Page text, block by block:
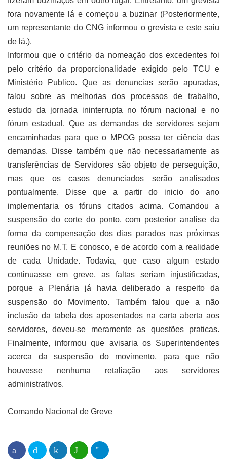
fora novamente lá e começou a buzinar (Posteriormente,
um representante do CNG informou o grevista e este saiu
de lá.).
Informou que o critério da nomeação dos excedentes foi
pelo critério da proporcionalidade exigido pelo TCU e
Ministério Publico. Que as denuncias serão apuradas,
falou sobre as melhorias dos processos de trabalho,
estudo da jornada ininterrupta no fórum nacional e no
fórum estadual. Que as demandas de servidores sejam
encaminhadas para que o MPOG possa ter ciência das
demandas. Disse também que não necessariamente as
transferências de Servidores são objeto de perseguição,
mas que os casos denunciados serão analisados
pontualmente. Disse que a partir do inicio do ano
implementaria os fóruns citados acima. Comandou a
suspensão do corte do ponto, com posterior analise da
forma da compensação dos dias parados nas próximas
reuniões no M.T. E conosco, e de acordo com a realidade
de cada Unidade. Todavia, que caso algum estado
continuasse em greve, as faltas seriam injustificadas,
porque a Plenária já havia deliberado a respeito da
suspensão do Movimento. Também falou que a não
inclusão da tabela dos aposentados na carta aberta aos
servidores, deveu-se meramente as questões praticas.
Finalmente, informou que avisaria os Superintendentes
acerca da suspensão do movimento, para que não
houvesse nenhuma retaliação aos servidores
administrativos.
Comando Nacional de Greve